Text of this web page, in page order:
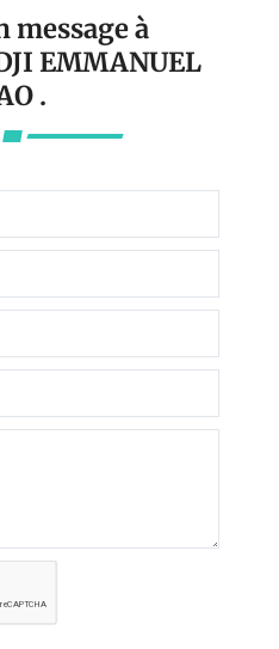
message à
EMMANUEL
.